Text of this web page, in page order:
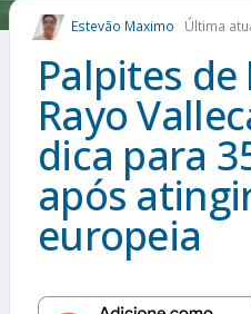
Estevão Maximo Última
Palpites de
Rayo
dica para
após
europeia